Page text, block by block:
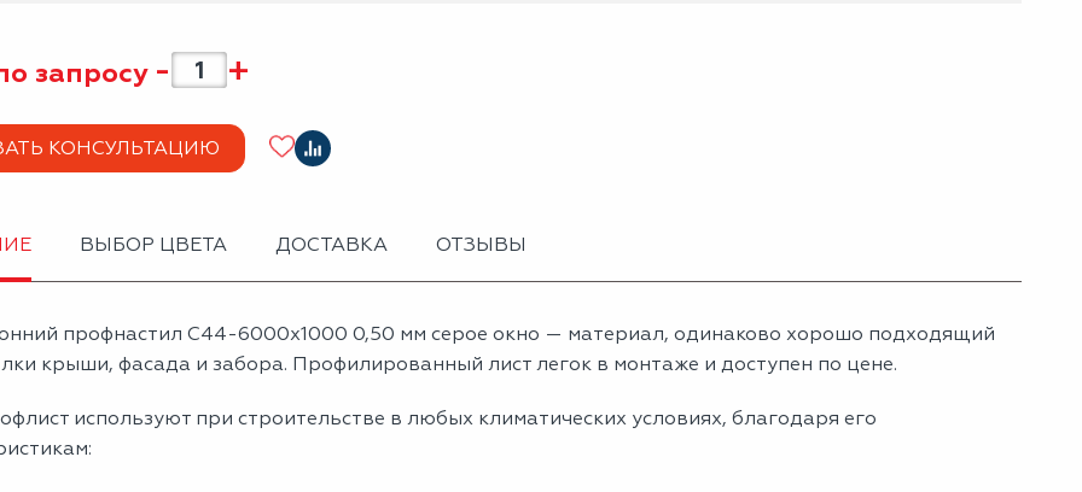
запросу - +
КОНСУЛЬТАЦИЮ
ВЫБОР ЦВЕТА ДОСТАВКА ОТЗЫВЫ
профнастил С44-6000х1000 0,50 мм серое окно — материал, одинаково хорошо подходящий
крыши, фасада и забора. Профилированный лист легок в монтаже и доступен по цене.
используют при строительстве в любых климатических условиях, благодаря его